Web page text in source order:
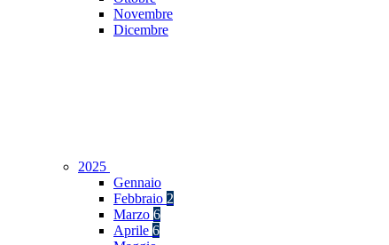
Novembre
Dicembre
2025
Gennaio
Febbraio 2
Marzo 6
Aprile 6